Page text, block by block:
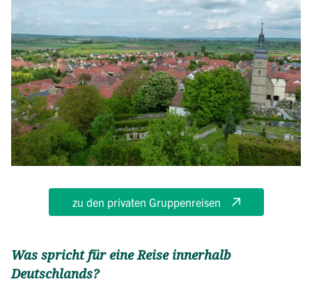
zu den privaten Gruppenreisen
Was spricht für eine Reise innerhalb
Deutschlands?